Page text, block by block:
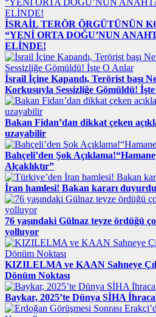
İSRAİL TERÖR ÖRGÜTÜNÜN
“YENİ ORTA DOĞU’NUN
ELİNDE!
İsrail İçine Kapandı, Terörist başı
Korkusuyla Sessizliğe Gömüldü!
Bakan Fidan’dan dikkat çeken
uzayabilir
Bahçeli’den Şok
Alçaklıktır”
İran hamlesi! Bakan kararı duyurdu
76 yaşındaki Gülnaz teyze ördüğü
yolluyor
KIZILELMA ve KAAN Sahneye
Dönüm Noktası
Baykar, 2025’te Dünya SİHA